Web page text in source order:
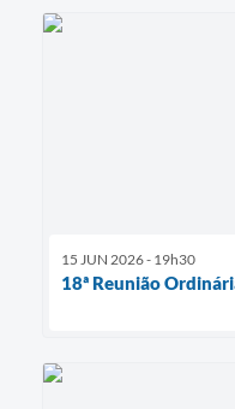
15 JUN 2026 - 19h30
18ª Reunião